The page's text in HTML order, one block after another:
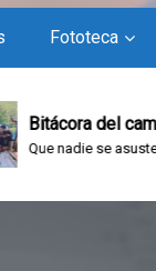
Fototeca
del
nadie se asuste por